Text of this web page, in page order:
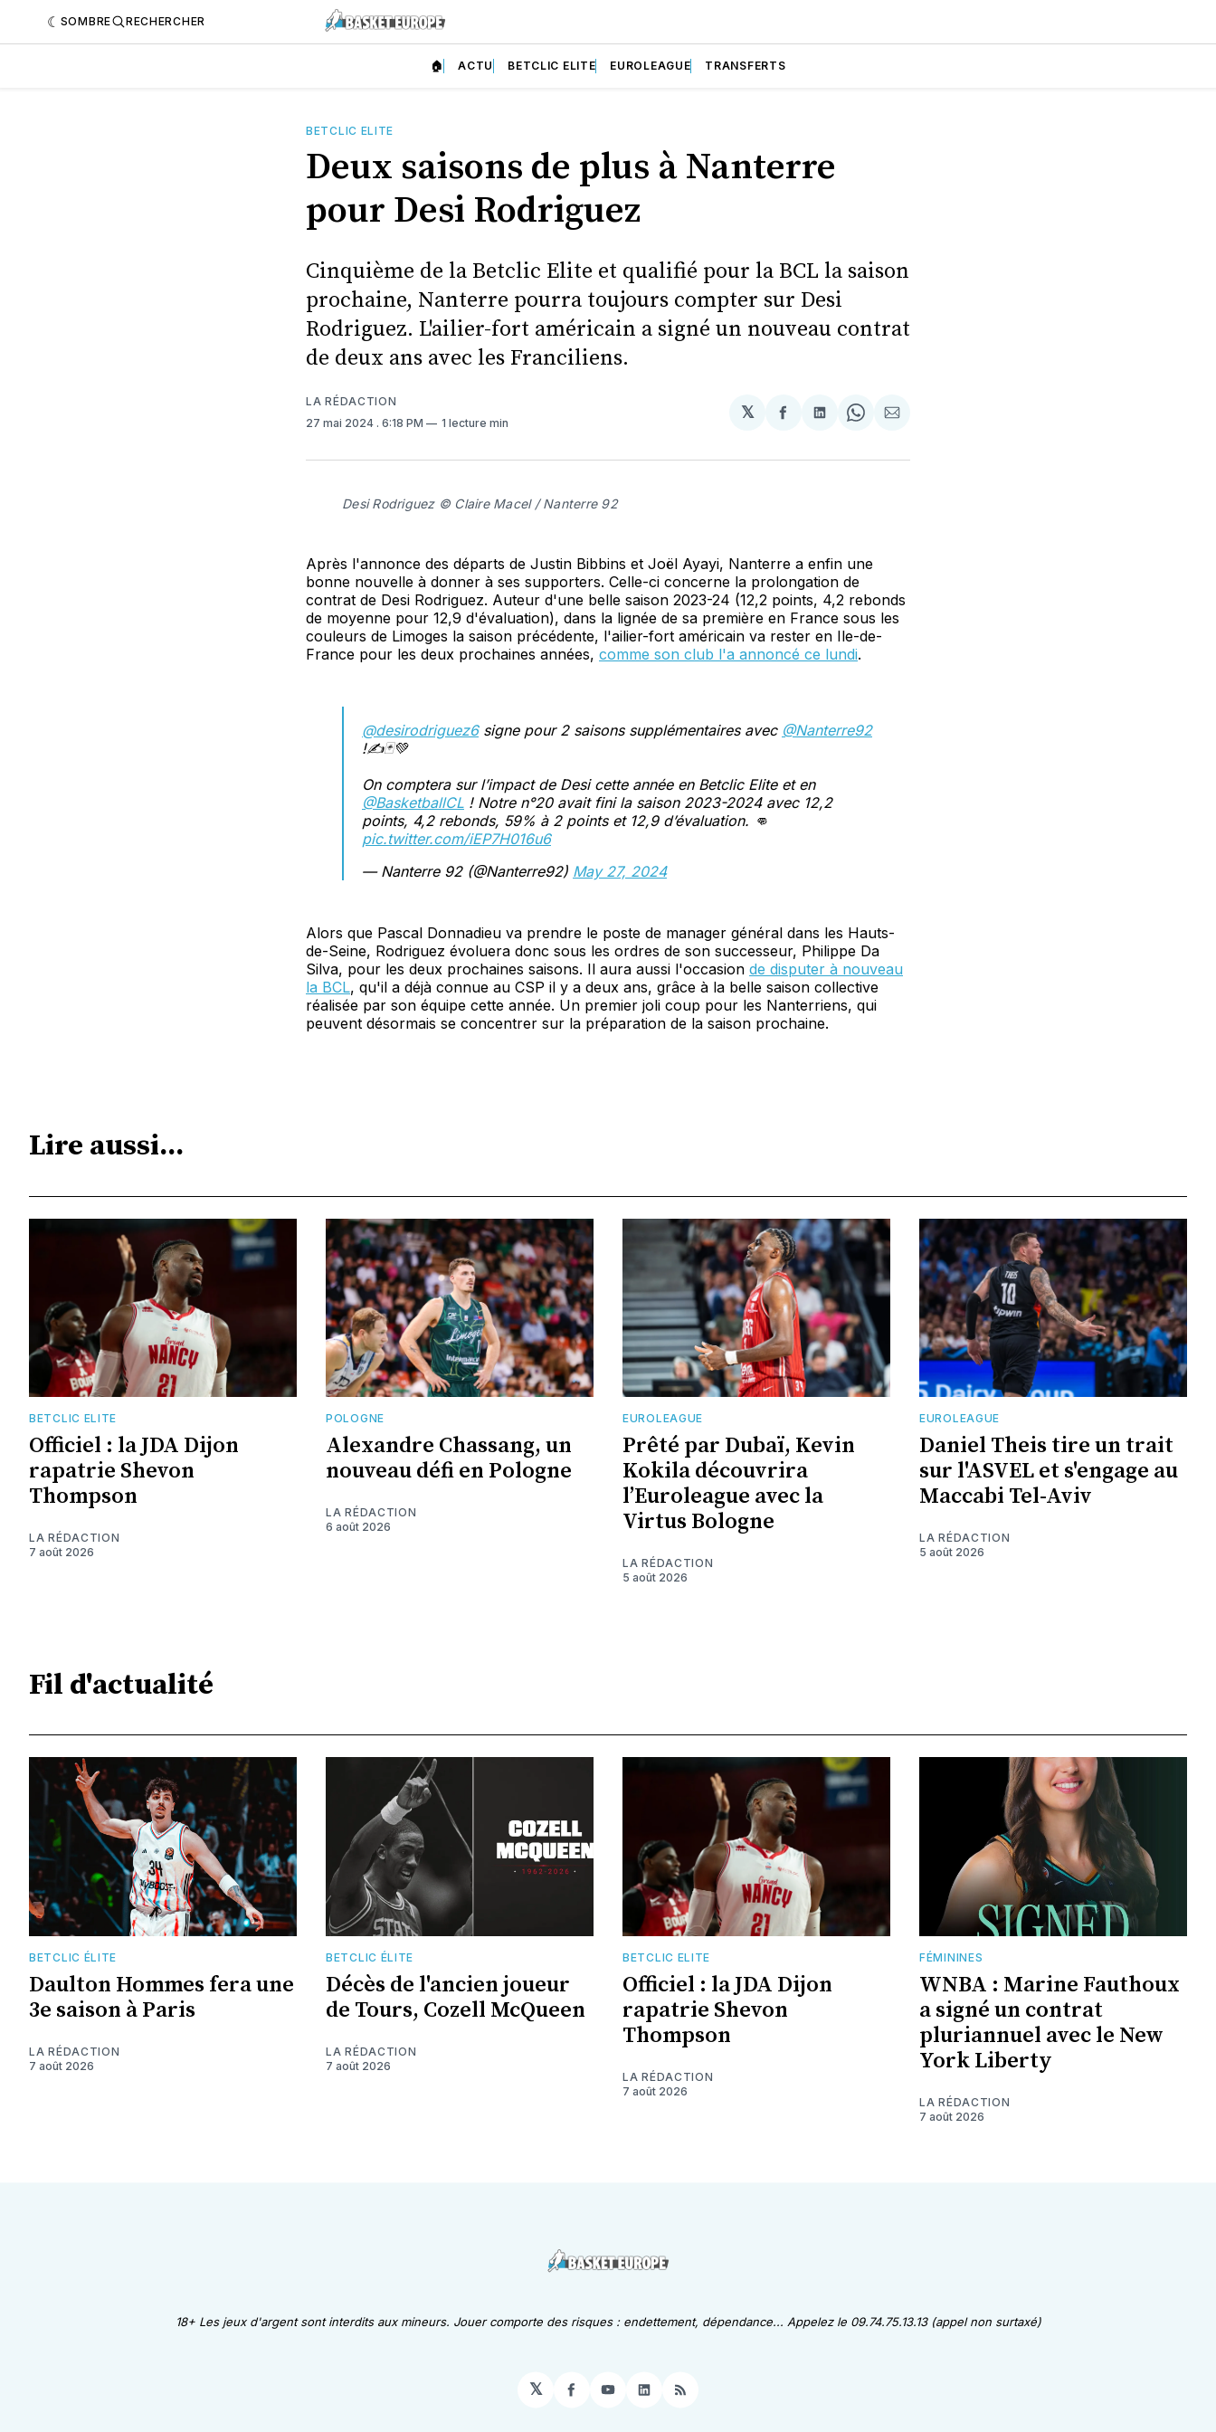
SOMBRE RECHERCHER
🏠 ACTU BETCLIC ELITE EUROLEAGUE TRANSFERTS
BETCLIC ELITE
Deux saisons de plus à Nanterre
pour Desi Rodriguez
Cinquième de la Betclic Elite et qualifié pour la BCL la saison
prochaine, Nanterre pourra toujours compter sur Desi
Rodriguez. L'ailier-fort américain a signé un nouveau contrat
de deux ans avec les Franciliens.
LA RÉDACTION
27 mai 2024 . 6:18 PM 1 lecture min
𝕏
Partager
Facebook
Partager
LinkedIn
Share
WhatsApp
Partager
Courriel
Desi Rodriguez © Claire Macel / Nanterre 92
Après l'annonce des départs de Justin Bibbins et Joël Ayayi, Nanterre a enfin une
bonne nouvelle à donner à ses supporters. Celle-ci concerne la prolongation de
contrat de Desi Rodriguez. Auteur d'une belle saison 2023-24 (12,2 points, 4,2 rebonds
de moyenne pour 12,9 d'évaluation), dans la lignée de sa première en France sous les
couleurs de Limoges la saison précédente, l'ailier-fort américain va rester en Ile-de-
France pour les deux prochaines années, comme son club l'a annoncé ce lundi.
@desirodriguez6signe pour 2 saisons supplémentaires avec @Nanterre92
!✍️🃏💚
On comptera sur l’impact de Desi cette année en Betclic Elite et en
@BasketballCL ! Notre n°20 avait fini la saison 2023-2024 avec 12,2
points, 4,2 rebonds, 59% à 2 points et 12,9 d’évaluation. 👊
pic.twitter.com/iEP7H016u6
— Nanterre 92 (@Nanterre92) May 27, 2024
Alors que Pascal Donnadieu va prendre le poste de manager général dans les Hauts-
de-Seine, Rodriguez évoluera donc sous les ordres de son successeur, Philippe Da
Silva, pour les deux prochaines saisons. Il aura aussi l'occasion de disputer à nouveau
la BCL, qu'il a déjà connue au CSP il y a deux ans, grâce à la belle saison collective
réalisée par son équipe cette année. Un premier joli coup pour les Nanterriens, qui
peuvent désormais se concentrer sur la préparation de la saison prochaine.
Lire aussi...
BETCLIC ELITE
Officiel : la JDA Dijon
rapatrie Shevon
Thompson
LA RÉDACTION
7 août 2026
POLOGNE
Alexandre Chassang, un
nouveau défi en Pologne
LA RÉDACTION
6 août 2026
EUROLEAGUE
Prêté par Dubaï, Kevin
Kokila découvrira
l’Euroleague avec la
Virtus Bologne
LA RÉDACTION
5 août 2026
EUROLEAGUE
Daniel Theis tire un trait
sur l'ASVEL et s'engage au
Maccabi Tel-Aviv
LA RÉDACTION
5 août 2026
Fil d'actualité
BETCLIC ÉLITE
Daulton Hommes fera une
3e saison à Paris
LA RÉDACTION
7 août 2026
BETCLIC ÉLITE
Décès de l'ancien joueur
de Tours, Cozell McQueen
LA RÉDACTION
7 août 2026
BETCLIC ELITE
Officiel : la JDA Dijon
rapatrie Shevon
Thompson
LA RÉDACTION
7 août 2026
FÉMININES
WNBA : Marine Fauthoux
a signé un contrat
pluriannuel avec le New
York Liberty
LA RÉDACTION
7 août 2026
18+ Les jeux d'argent sont interdits aux mineurs. Jouer comporte des risques : endettement, dépendance... Appelez le 09.74.75.13.13 (appel non surtaxé)
𝕏 Facebook
YouTube
LinkedIn
RSS